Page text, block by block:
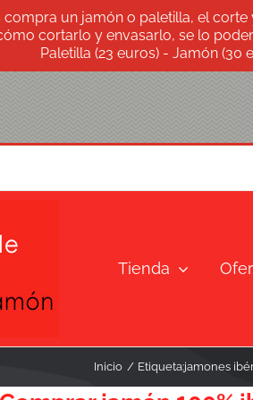
compra un jamón o paletilla, el corte
cortarlo y envasarlo, se lo
Paletilla (23 euros) - Jamón (30
Tienda
Inicio Etiqueta:jamones